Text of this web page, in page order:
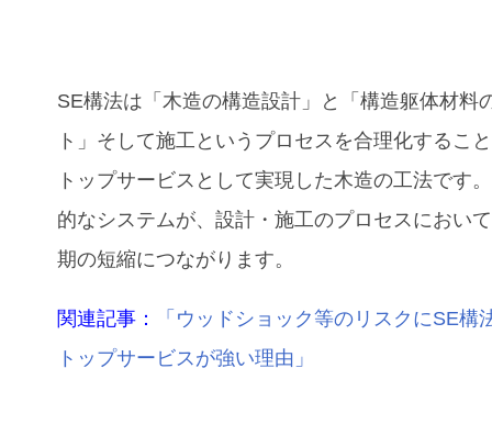
SE構法は「木造の構造設計」と「構造躯体材料
ト」そして施工というプロセスを合理化するこ
トップサービスとして実現した木造の工法です
的なシステムが、設計・施工のプロセスにおい
期の短縮につながります。
関連記事：
「ウッドショック等のリスクにSE構
トップサービスが強い理由」